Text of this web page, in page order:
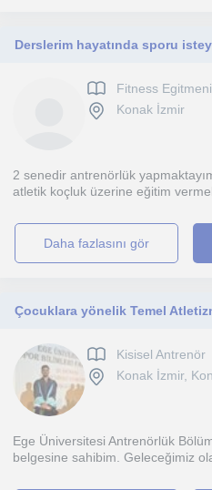
Fitness Egitmeni
Konak İzmir
2 senedir antrenörlük
atletik koçluk üzerine eğitim
daha fazlasını gör
Çocuklara yönelik Temel
Kisisel Antrenör
Konak İzmir,
Ege Üniversitesi Antrenörlük
belgesine sahibim. Geleceğimiz